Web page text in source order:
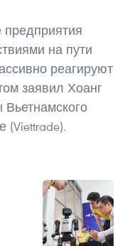
на пути
реагируют
заявил Хоанг
(Viettrade).